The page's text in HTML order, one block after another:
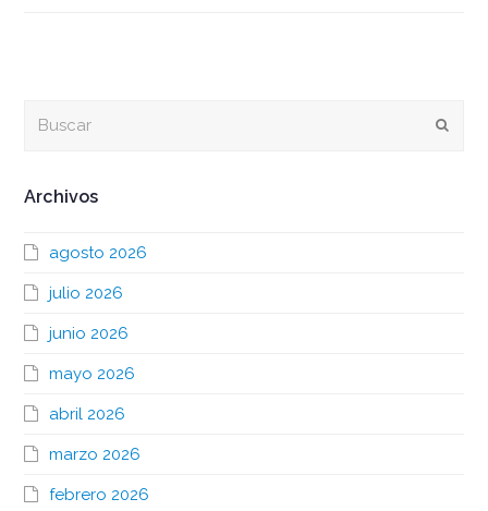
Archivos
agosto 2026
julio 2026
junio 2026
mayo 2026
abril 2026
marzo 2026
febrero 2026